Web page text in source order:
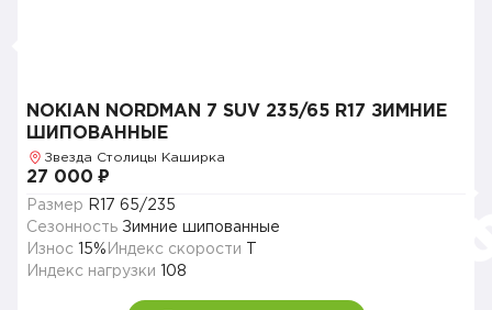
NOKIAN NORDMAN 7 SUV 235/65 R17 ЗИМНИЕ
ШИПОВАННЫЕ
Звезда Столицы Каширка
27 000 ₽
Размер
R17 65/235
Сезонность Зимние шипованные
Износ
15% Индекс скорости
Индекс нагрузки
108